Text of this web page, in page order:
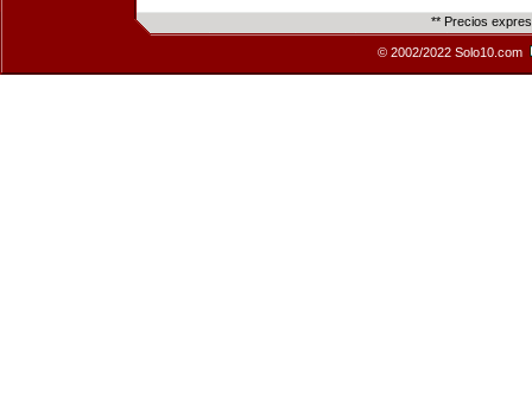
** Precios
© 2002/2022 Solo10.com